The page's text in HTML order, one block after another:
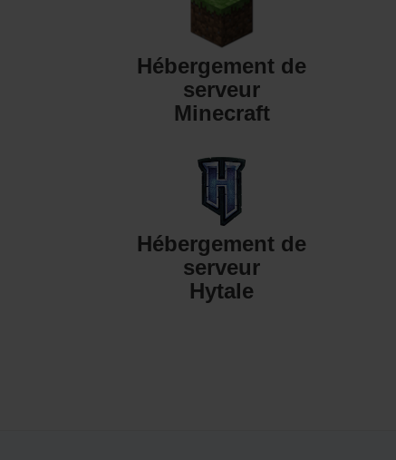
Hébergement de
serveur
Minecraft
Hébergement de
serveur
Hytale